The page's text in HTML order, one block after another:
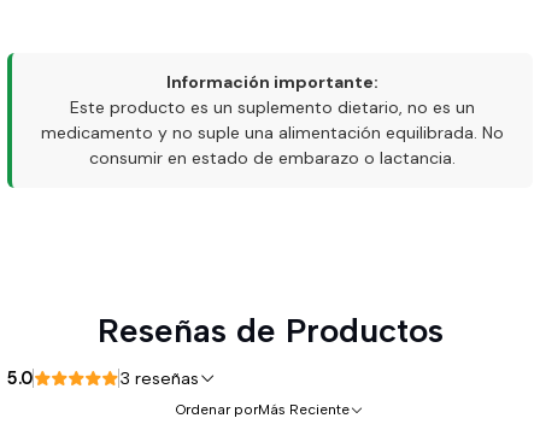
Información importante:
Este producto es un suplemento dietario, no es un
medicamento y no suple una alimentación equilibrada. No
consumir en estado de embarazo o lactancia.
Reseñas de Productos
5.0 3 reseñas
Ordenar porMás Reciente